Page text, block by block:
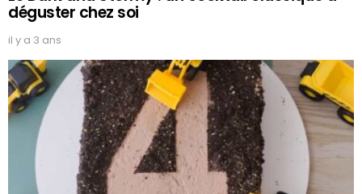
déguster chez soi
il y a 3 ans